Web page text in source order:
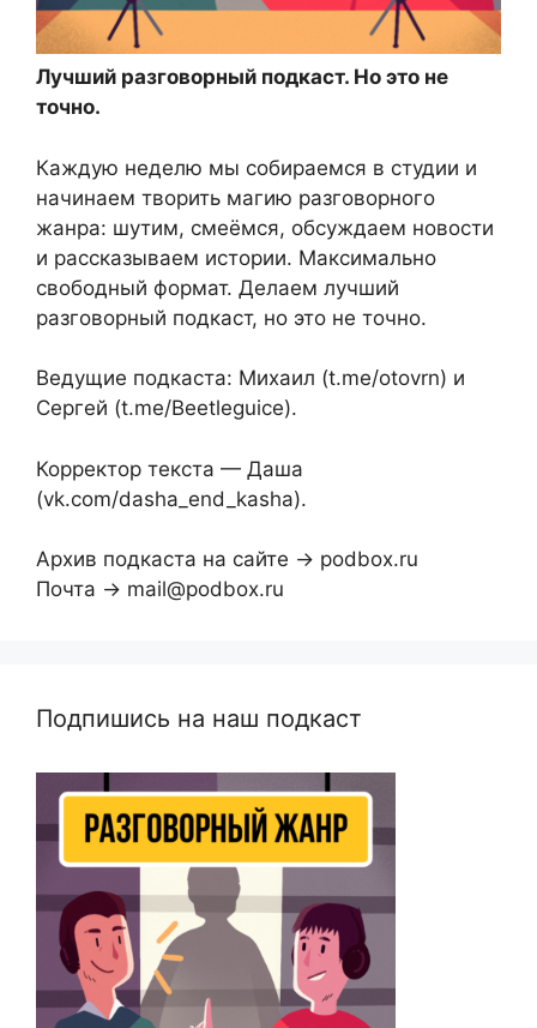
Лучший разговорный подкаст. Но это не
точно.
Каждую неделю мы собираемся в студии и
начинаем творить магию разговорного
жанра: шутим, смеёмся, обсуждаем новости
и рассказываем истории. Максимально
свободный формат. Делаем лучший
разговорный подкаст, но это не точно.
Ведущие подкаста: Михаил (t.me/otovrn) и
Сергей (t.me/Beetleguice).
Корректор текста — Даша
(vk.com/dasha_end_kasha).
Архив подкаста на сайте → podbox.ru
Почта → mail@podbox.ru
Подпишись на наш подкаст